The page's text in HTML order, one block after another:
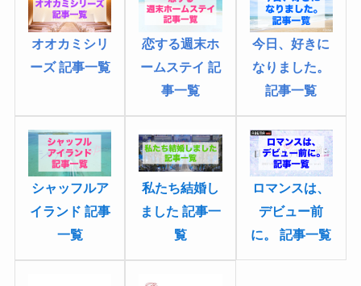
オオカミシリ
ーズ 記事一覧
恋する週末ホ
ームステイ 記
事一覧
今日、好きに
なりました。
記事一覧
シャッフルア
イランド 記事
一覧
私たち結婚し
ました 記事一
覧
ロマンスは、
デビュー前
に。 記事一覧